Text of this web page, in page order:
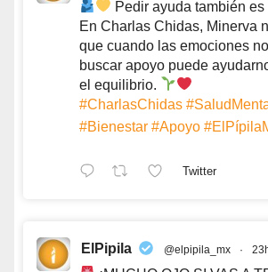
Pedir ayuda también
En Charlas Chidas, Minerva
que cuando las emociones
buscar apoyo puede
el equilibrio.
#CharlasChidas
#Bienestar #Apoyo
Twitter
ElPipila @elpipila_mx ·